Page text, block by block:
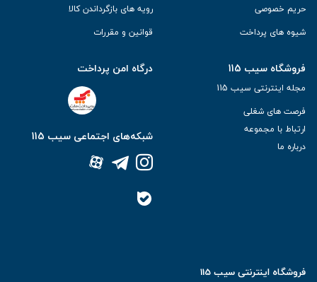
حریم خصوصی
شیوه های پرداخت
رویه های بازگرداندن کالا
قوانین و مقررات
فروشگاه سیب 115
مجله اینترنتی سیب 115
فرصت های شغلی
ارتباط با مجموعه
درباره ما
درگاه امن پرداخت
شبکه‌های اجتماعی سیب 115
فروشگاه اینترنتی سیب 115